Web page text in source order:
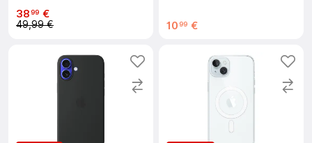
3899 €
49,99 € 10 99 €